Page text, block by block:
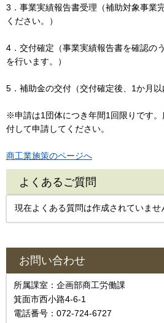
3．事業実績報告書受理（補助対象事業
ください。）
4．交付確定（事業実績報告書を確認の
を行います。）
5．補助金の交付（交付確定後、1か月以
※申請は1団体につき年間1回限りです
付して申請してください。
商工業施策のページへ
よくあるご質問
現在よくある質問は作成されていませ
お問い合わせ
所属課室：企画部商工労働課
箕面市西小路4-6-1
電話番号：072-724-6727